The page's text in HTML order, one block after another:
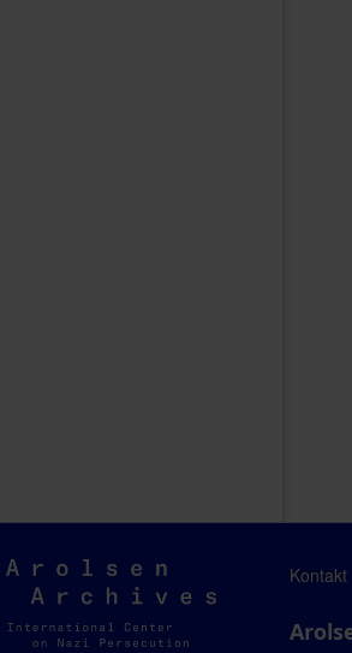
Arolsen
Archives
Kontakt